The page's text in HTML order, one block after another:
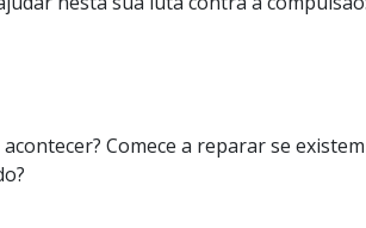
Comece a reparar se existem